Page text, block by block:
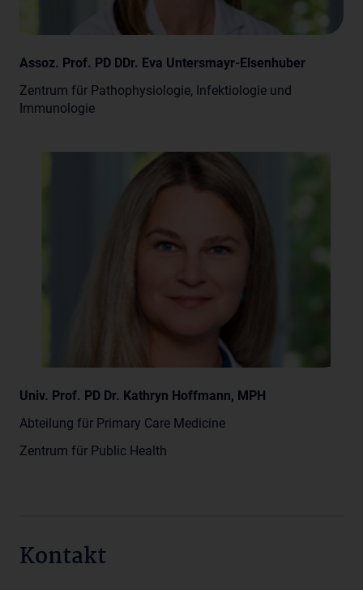
Assoz. Prof. PD DDr. Eva Untersmayr-Elsenhuber
Zentrum für Pathophysiologie, Infektiologie und
Immunologie
Univ. Prof. PD Dr. Kathryn Hoffmann, MPH
Abteilung für Primary Care Medicine
Zentrum für Public Health
Kontakt